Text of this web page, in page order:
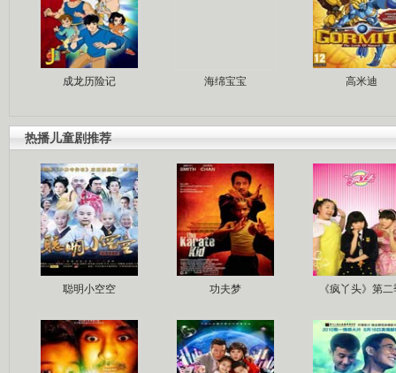
成龙历险记 海绵宝宝 高米迪
热播儿童剧推荐
聪明小空空 功夫梦 《疯丫头》第二